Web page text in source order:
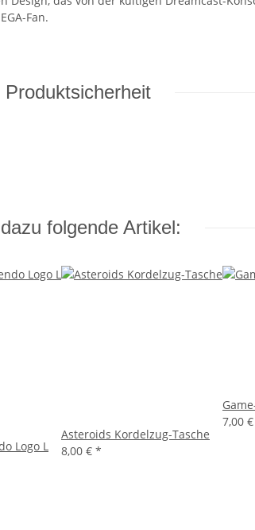
Fan.
folgende Artikel:
Logo L
Asteroids Kordelzug-Tasche
8,00 € *
7,00 €